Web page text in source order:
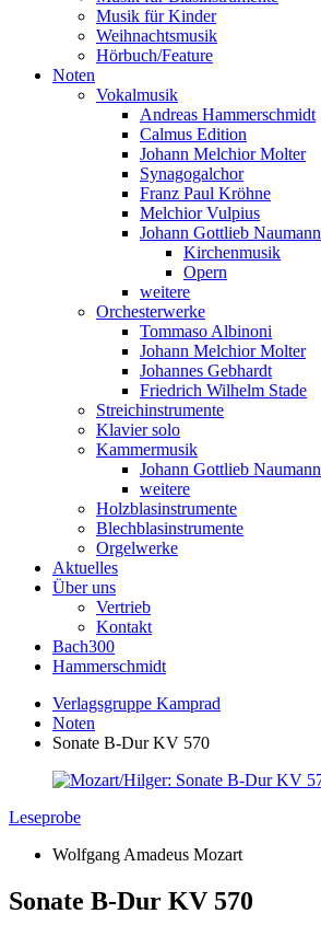
Musik für Kinder
Weihnachtsmusik
Hörbuch/Feature
Noten
Vokalmusik
Andreas Hammerschmidt
Calmus Edition
Johann Melchior Molter
Synagogalchor
Franz Paul Kröhne
Melchior Vulpius
Johann Gottlieb Naumann
Kirchenmusik
Opern
weitere
Orchesterwerke
Tommaso Albinoni
Johann Melchior Molter
Johannes Gebhardt
Friedrich Wilhelm Stade
Streichinstrumente
Klavier solo
Kammermusik
Johann Gottlieb Naumann
weitere
Holzblasinstrumente
Blechblasinstrumente
Orgelwerke
Aktuelles
Über uns
Vertrieb
Kontakt
Bach300
Hammerschmidt
Verlagsgruppe Kamprad
Noten
Sonate B-Dur KV 570
Leseprobe
Wolfgang Amadeus Mozart
Sonate B-Dur KV 570